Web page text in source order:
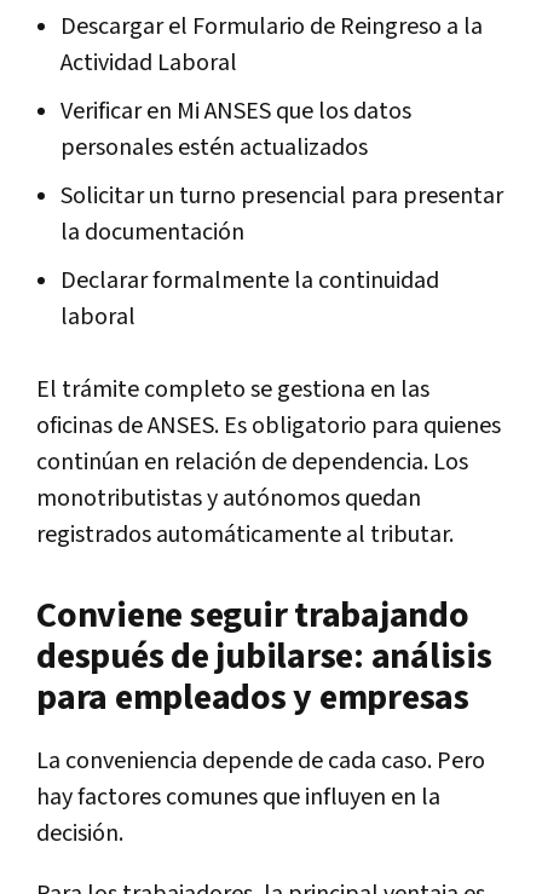
Descargar el Formulario de Reingreso a la
Actividad Laboral
Verificar en Mi ANSES que los datos
personales estén actualizados
Solicitar un turno presencial para presentar
la documentación
Declarar formalmente la continuidad
laboral
El trámite completo se gestiona en las
oficinas de ANSES. Es obligatorio para quienes
continúan en relación de dependencia. Los
monotributistas y autónomos quedan
registrados automáticamente al tributar.
Conviene seguir trabajando
después de jubilarse: análisis
para empleados y empresas
La conveniencia depende de cada caso. Pero
hay factores comunes que influyen en la
decisión.